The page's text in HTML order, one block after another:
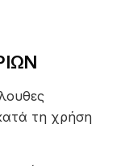
τη χρήση